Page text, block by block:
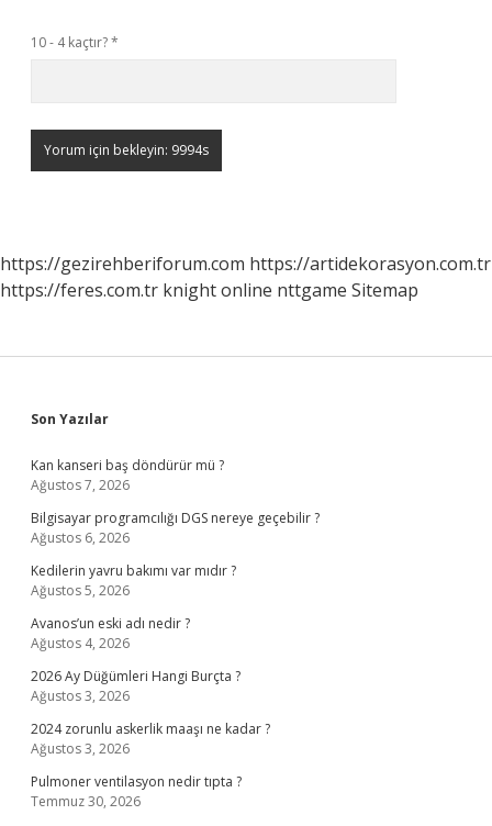
10 - 4 kaçtır?*
https://gezirehberiforum.com https://artidekorasyon.com.tr
https://feres.com.tr knight online nttgame Sitemap
Sidebar
Son Yazılar
Kan kanseri baş döndürür mü ?
Ağustos 7, 2026
Bilgisayar programcılığı DGS nereye geçebilir ?
Ağustos 6, 2026
Kedilerin yavru bakımı var mıdır ?
Ağustos 5, 2026
Avanos’un eski adı nedir ?
Ağustos 4, 2026
2026 Ay Düğümleri Hangi Burçta ?
Ağustos 3, 2026
2024 zorunlu askerlik maaşı ne kadar ?
Ağustos 3, 2026
Pulmoner ventilasyon nedir tıpta ?
Temmuz 30, 2026